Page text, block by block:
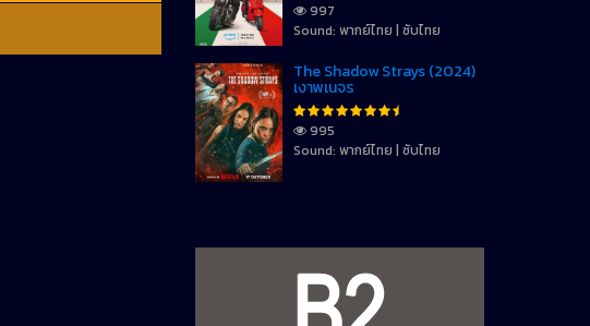
997
Sound: พากย์ไทย | ซับไทย
The Shadow Strays (2024)
เงาพเนจร
995
Sound: พากย์ไทย | ซับไทย